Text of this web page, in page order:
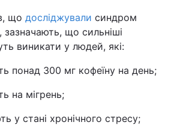
що досліджували синдром
зазначають, що сильніші
виникати у людей, які:
понад 300 мг кофеїну на день;
на мігрень;
у стані хронічного стресу;